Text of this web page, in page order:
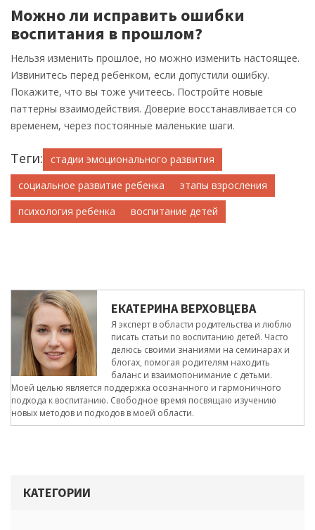
Можно ли исправить ошибки
воспитания в прошлом?
Нельзя изменить прошлое, но можно изменить настоящее.
Извинитесь перед ребенком, если допустили ошибку.
Покажите, что вы тоже учитеесь. Постройте новые
паттерны взаимодействия. Доверие восстанавливается со
временем, через постоянные маленькие шаги.
Теги:
стадии эмоционального развития
социальное развитие ребенка
этапы взросления
психология ребенка
воспитание детей
ЕКАТЕРИНА ВЕРХОВЦЕВА
Я эксперт в области родительства и люблю
писать статьи по воспитанию детей. Часто
делюсь своими знаниями на семинарах и
блогах, помогая родителям находить
баланс и взаимопонимание с детьми.
Моей целью является поддержка осознанного и гармоничного
подхода к воспитанию. Свободное время посвящаю изучению
новых методов и подходов в моей области.
КАТЕГОРИИ